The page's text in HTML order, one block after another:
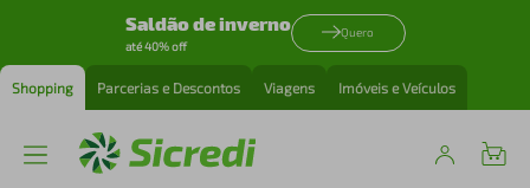
Saldão de inverno
até 40% off
Quero
Shopping Parcerias e Descontos Viagens Imóveis e Veículos